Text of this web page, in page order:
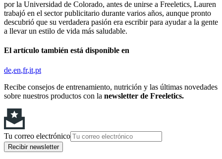
por la Universidad de Colorado, antes de unirse a Freeletics, Lauren
trabajó en el sector publicitario durante varios años, aunque pronto
descubrió que su verdadera pasión era escribir para ayudar a la gente
a llevar un estilo de vida más saludable.
El artículo también está disponible en
de en fr it pt
Recibe consejos de entrenamiento, nutrición y las últimas novedades
sobre nuestros productos con la newsletter de Freeletics.
Tu correo electrónico
Recibir newsletter